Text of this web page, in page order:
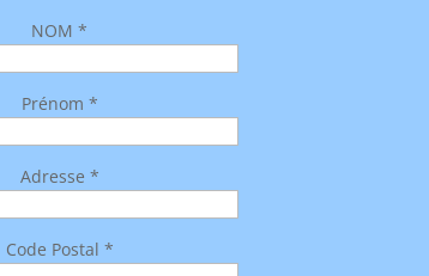
NOM *
Prénom *
Adresse *
Code Postal *